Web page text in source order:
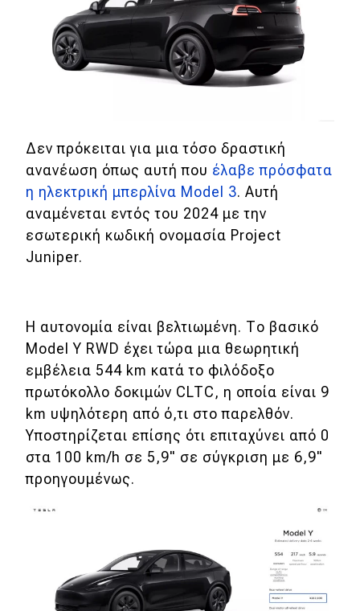
Mobility
Σταθμοί φόρτισης
Νέα
Παρουσιάσεις
DRIVE Away
Μεταχειρισμένο
Οδηγός αγοράς
Συμβουλές
Χρηστικά
Οδική βοήθεια
Δεν πρόκειται για μια τόσο δραστική
ανανέωση όπως αυτή που έλαβε πρόσφατα
η ηλεκτρική μπερλίνα Model 3. Αυτή
αναμένεται εντός του 2024 με την
εσωτερική κωδική ονομασία Project
Juniper.
Η αυτονομία είναι βελτιωμένη. Το βασικό
Model Y RWD έχει τώρα μια θεωρητική
εμβέλεια 544 km κατά το φιλόδοξο
πρωτόκολλο δοκιμών CLTC, η οποία είναι 9
km υψηλότερη από ό,τι στο παρελθόν.
Υποστηρίζεται επίσης ότι επιταχύνει από 0
στα 100 km/h σε 5,9" σε σύγκριση με 6,9"
προηγουμένως.